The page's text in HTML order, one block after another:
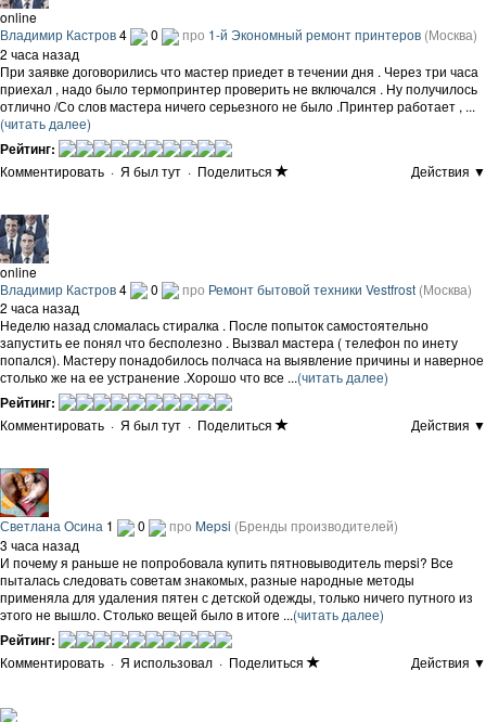
online
Владимир Кастров4 0 про 1-й Экономный ремонт принтеров (Москва)
2 часа назад
При заявке договорились что мастер приедет в течении дня . Через три часа
приехал , надо было термопринтер проверить не включался . Ну получилось
отлично /Со слов мастера ничего серьезного не было .Принтер работает , ...
(читать далее)
Рейтинг:
Комментировать · Я был тут · Поделиться Действия ▼
online
Владимир Кастров4 0 про Ремонт бытовой техники Vestfrost (Москва)
2 часа назад
Неделю назад сломалась стиралка . После попыток самостоятельно
запустить ее понял что бесполезно . Вызвал мастера ( телефон по инету
попался). Мастеру понадобилось полчаса на выявление причины и наверное
столько же на ее устранение .Хорошо что все ...(читать далее)
Рейтинг:
Комментировать · Я был тут · Поделиться Действия ▼
Светлана Осина 1 0 про Mepsi (Бренды производителей)
3 часа назад
И почему я раньше не попробовала купить пятновыводитель mepsi? Все
пыталась следовать советам знакомых, разные народные методы
применяла для удаления пятен с детской одежды, только ничего путного из
этого не вышло. Столько вещей было в итоге ...(читать далее)
Рейтинг:
Комментировать · Я использовал · Поделиться Действия ▼